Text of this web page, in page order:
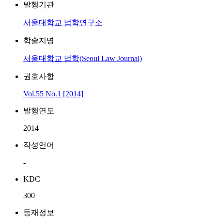
발행기관
서울대학교 법학연구소
학술지명
서울대학교 법학(Seoul Law Journal)
권호사항
Vol.55 No.1 [2014]
발행연도
2014
작성언어
-
KDC
300
등재정보